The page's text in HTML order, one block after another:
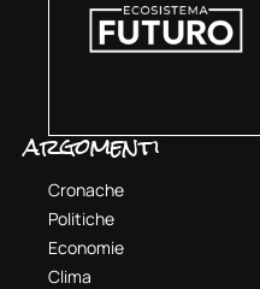
argomenti
Cronache
Politiche
Economie
Clima